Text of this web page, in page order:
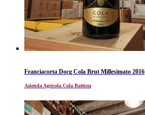
Franciacorta Docg Cola Brut Millesimato 2016
Azienda Agricola Cola Battista